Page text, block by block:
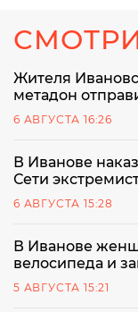
Жителя
метадон
6 АВГУСТА 16:26
В Иванове
Сети
6 АВГУСТА 15:28
В Иванове
велосипеда и
5 АВГУСТА 15:21